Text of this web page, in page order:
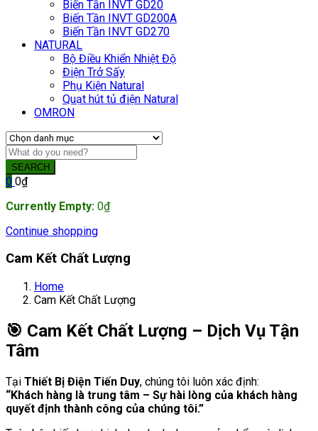
Biến Tần INVT GD20
Biến Tần INVT GD200A
Biến Tần INVT GD270
NATURAL
Bộ Điều Khiển Nhiệt Độ
Điện Trở Sấy
Phụ Kiện Natural
Quạt hút tủ điện Natural
OMRON
SEARCH
0 0₫
Currently Empty: 0₫
Continue shopping
Cam Kết Chất Lượng
Home
Cam Kết Chất Lượng
🎯 Cam Kết Chất Lượng – Dịch Vụ Tận
Tâm
Tại Thiết Bị Điện Tiến Duy, chúng tôi luôn xác định:
“Khách hàng là trung tâm – Sự hài lòng của khách hàng
quyết định thành công của chúng tôi.”